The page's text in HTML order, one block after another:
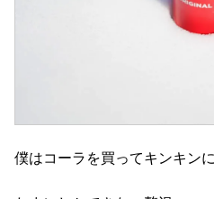
僕はコーラを買ってキンキン